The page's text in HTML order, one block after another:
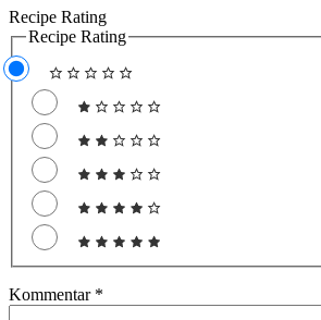
Recipe Rating
Recipe Rating
Kommentar *